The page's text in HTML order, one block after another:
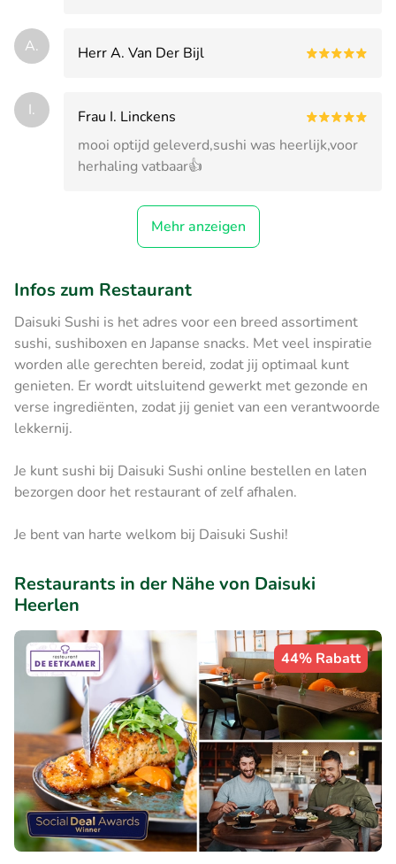
A. Herr A. Van Der Bijl
I.
Frau I. Linckens
mooi optijd geleverd,sushi was heerlijk,voor
herhaling vatbaar👍
Mehr anzeigen
Infos zum Restaurant
Daisuki Sushi is het adres voor een breed assortiment
sushi, sushiboxen en Japanse snacks. Met veel inspiratie
worden alle gerechten bereid, zodat jij optimaal kunt
genieten. Er wordt uitsluitend gewerkt met gezonde en
verse ingrediënten, zodat jij geniet van een verantwoorde
lekkernij.
Je kunt sushi bij Daisuki Sushi online bestellen en laten
bezorgen door het restaurant of zelf afhalen.
Je bent van harte welkom bij Daisuki Sushi!
Restaurants in der Nähe von Daisuki
Heerlen
44% Rabatt